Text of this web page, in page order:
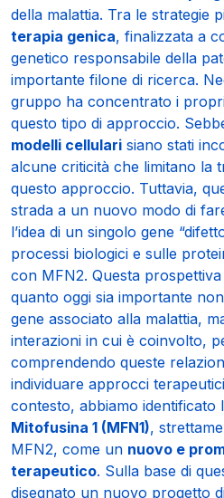
della malattia. Tra le strategie
terapia genica, finalizzata a
genetico responsabile della
importante filone di ricerca.
gruppo ha concentrato i
questo tipo di approccio.
modelli cellulari siano stati
alcune criticità che limitano la
questo approccio. Tuttavia,
strada a un nuovo modo di
l’idea di un singolo gene
processi biologici e sulle
con MFN2. Questa
quanto oggi sia importante
gene associato alla malattia,
interazioni in cui è coinvolto,
comprendendo queste
individuare approcci
contesto, abbiamo identificato
Mitofusina 1 (MFN1),
MFN2, come un nuovo e
terapeutico. Sulla base di
disegnato un nuovo progetto